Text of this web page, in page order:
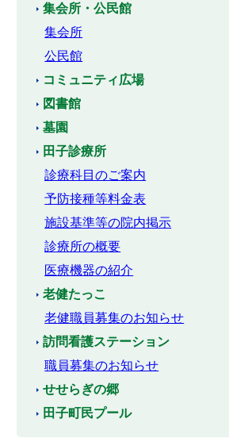
集会所・公民館
集会所
公民館
コミュニティ広場
図書館
墓園
田子診療所
診療科目のご案内
予防接種等料金表
施設基準等の院内掲示
診療所の概要
医療機器の紹介
老健たっこ
老健職員募集のお知らせ
訪問看護ステーション
職員募集のお知らせ
せせらぎの郷
田子町民プール